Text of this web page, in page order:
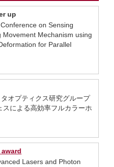
up
on Sensing
Mechanism using
for Parallel
オプティクス研究グループ
による高効率フルカラーホ
Lasers and Photon